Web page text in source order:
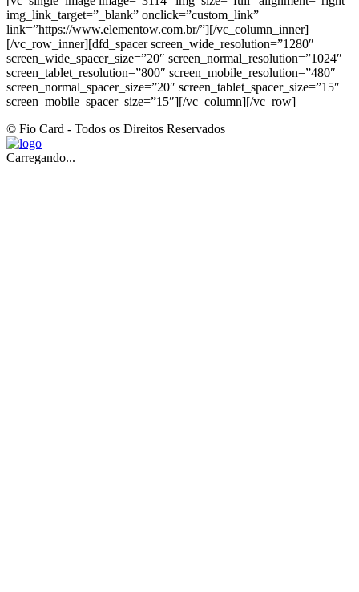
img_link_target=”_blank” onclick=”custom_link”
link=”https://www.elementow.com.br/”][/vc_column_inner]
[/vc_row_inner][dfd_spacer screen_wide_resolution=”1280″
screen_wide_spacer_size=”20″ screen_normal_resolution=”1024″
screen_tablet_resolution=”800″ screen_mobile_resolution=”480″
screen_normal_spacer_size=”20″ screen_tablet_spacer_size=”15″
screen_mobile_spacer_size=”15″][/vc_column][/vc_row]
© Fio Card - Todos os Direitos Reservados
Carregando...